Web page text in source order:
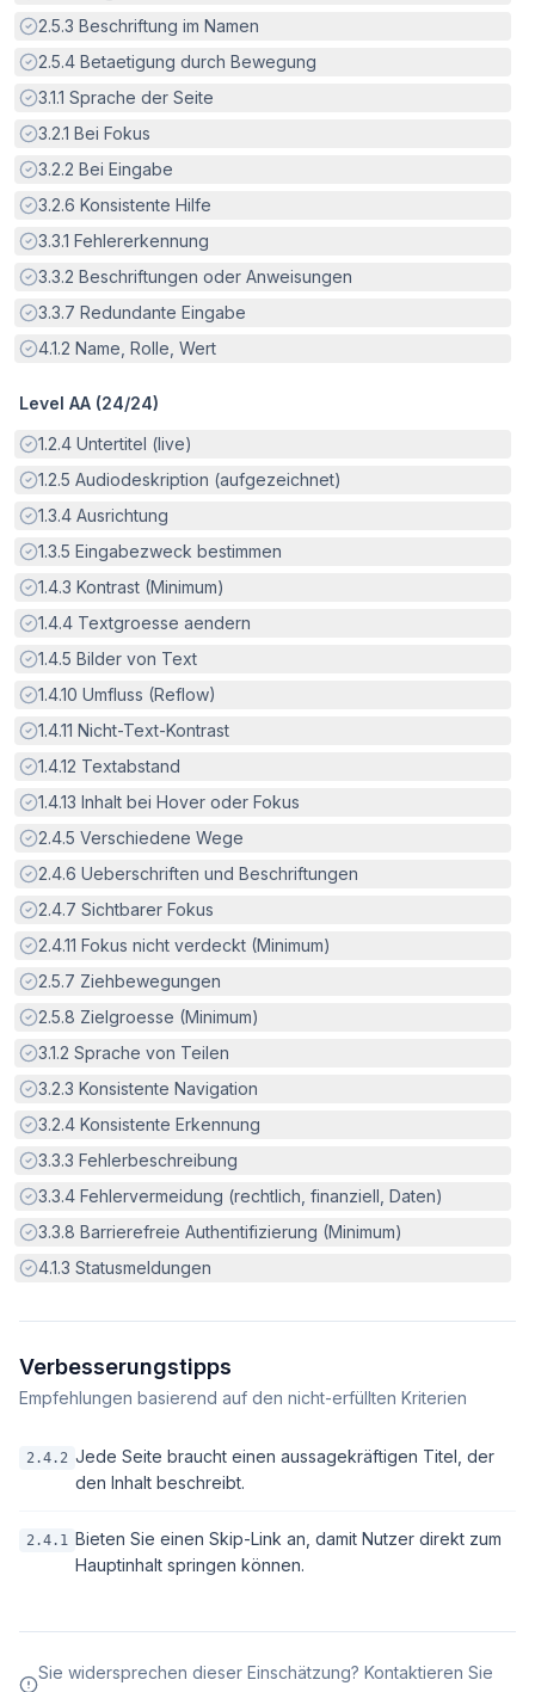
Erfüllt:
2.5.3 Beschriftung im Namen
Erfüllt:
2.5.4 Betaetigung durch Bewegung
Erfüllt:
3.1.1 Sprache der Seite
Erfüllt:
3.2.1 Bei Fokus
Erfüllt:
3.2.2 Bei Eingabe
Erfüllt:
3.2.6 Konsistente Hilfe
Erfüllt:
3.3.1 Fehlererkennung
Erfüllt:
3.3.2 Beschriftungen oder Anweisungen
Erfüllt:
3.3.7 Redundante Eingabe
Erfüllt:
4.1.2 Name, Rolle, Wert
Level AA (24/24)
Erfüllt:
1.2.4 Untertitel (live)
Erfüllt:
1.2.5 Audiodeskription (aufgezeichnet)
Erfüllt:
1.3.4 Ausrichtung
Erfüllt:
1.3.5 Eingabezweck bestimmen
Erfüllt:
1.4.3 Kontrast (Minimum)
Erfüllt:
1.4.4 Textgroesse aendern
Erfüllt:
1.4.5 Bilder von Text
Erfüllt:
1.4.10 Umfluss (Reflow)
Erfüllt:
1.4.11 Nicht-Text-Kontrast
Erfüllt:
1.4.12 Textabstand
Erfüllt:
1.4.13 Inhalt bei Hover oder Fokus
Erfüllt:
2.4.5 Verschiedene Wege
Erfüllt:
2.4.6 Ueberschriften und Beschriftungen
Erfüllt:
2.4.7 Sichtbarer Fokus
Erfüllt:
2.4.11 Fokus nicht verdeckt (Minimum)
Erfüllt:
2.5.7 Ziehbewegungen
Erfüllt:
2.5.8 Zielgroesse (Minimum)
Erfüllt:
3.1.2 Sprache von Teilen
Erfüllt:
3.2.3 Konsistente Navigation
Erfüllt:
3.2.4 Konsistente Erkennung
Erfüllt:
3.3.3 Fehlerbeschreibung
Erfüllt:
3.3.4 Fehlervermeidung (rechtlich, finanziell, Daten)
Erfüllt:
3.3.8 Barrierefreie Authentifizierung (Minimum)
Erfüllt:
4.1.3 Statusmeldungen
Verbesserungstipps
Empfehlungen basierend auf den nicht-erfüllten Kriterien
2.4.2 Jede Seite braucht einen aussagekräftigen Titel, der
den Inhalt beschreibt.
2.4.1 Bieten Sie einen Skip-Link an, damit Nutzer direkt zum
Hauptinhalt springen können.
Sie widersprechen dieser Einschätzung? Kontaktieren Sie